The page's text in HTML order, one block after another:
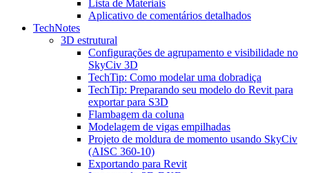
Lista de Materiais
Aplicativo de comentários detalhados
TechNotes
3D estrutural
Configurações de agrupamento e visibilidade no
SkyCiv 3D
TechTip: Como modelar uma dobradiça
TechTip: Preparando seu modelo do Revit para
exportar para S3D
Flambagem da coluna
Modelagem de vigas empilhadas
Projeto de moldura de momento usando SkyCiv
(AISC 360-10)
Exportando para Revit